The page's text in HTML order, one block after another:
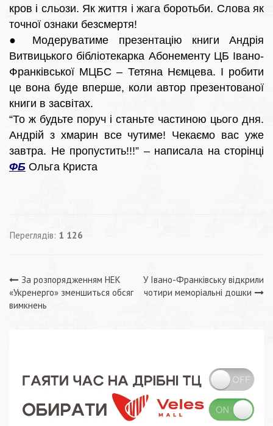
кров і сльози. Як життя і жага боротьби. Слова як
точної ознаки безсмертя!
● Модеруватиме презентацію книги Андрія
Витвицького бібліотекарка Абонементу ЦБ Івано-
Франківської МЦБС – Тетяна Нємцева. І робити
це вона буде вперше, коли автор презентованої
книги в засвітах.
“То ж будьте поруч і станьте частиною цього дня.
Андрій з хмарин все чутиме! Чекаємо вас уже
завтра. Не пропустить!!!” – написала на сторінці
ФБ Ольга Криста
Переглядів: 1 126
Навігація
записів
За розпорядженням НЕК
«Укренерго» зменшиться обсяг
вимкнень
У Івано-Франківську відкрили
чотири меморіальні дошки